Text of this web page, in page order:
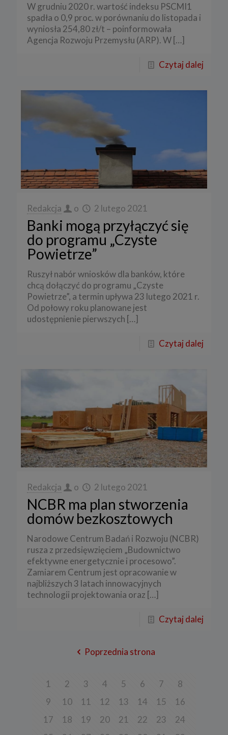
W grudniu 2020 r. wartość indeksu PSCMI1
spadła o 0,9 proc. w porównaniu do listopada i
wyniosła 254,80 zł/t – poinformowała
Agencja Rozwoju Przemysłu (ARP). W[…]
Czytaj dalej
Redakcja o 2 lutego 2021
Banki mogą przyłączyć się
do programu „Czyste
Powietrze”
Ruszył nabór wniosków dla banków, które
chcą dołączyć do programu „Czyste
Powietrze”, a termin upływa 23 lutego 2021 r.
Od połowy roku planowane jest
udostępnienie pierwszych […]
Czytaj dalej
Redakcja o 2 lutego 2021
NCBR ma plan stworzenia
domów bezkosztowych
Narodowe Centrum Badań i Rozwoju (NCBR)
rusza z przedsięwzięciem „Budownictwo
efektywne energetycznie i procesowo”.
Zamiarem Centrum jest opracowanie w
najbliższych 3 latach innowacyjnych
technologii projektowania oraz […]
Czytaj dalej
Poprzednia strona
1 2 3 4 5 6 7
8
9
10 11 12 13 14 15
16
17
18 19 20 21 22 23
24